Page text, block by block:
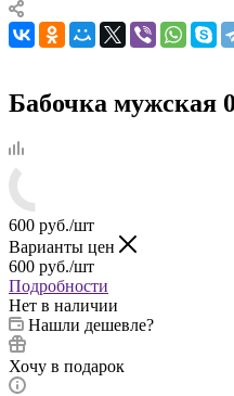
Бабочка мужская
600 руб./шт
Варианты цен
600 руб./шт
Подробности
Нет в наличии
Нашли дешевле?
Хочу в подарок